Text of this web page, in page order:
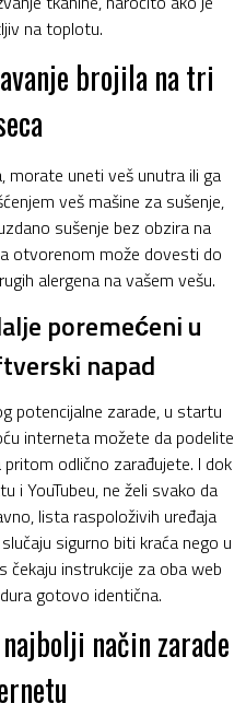
na toplotu.
brojila na tri
morate uneti veš unutra ili ga
veš mašine za sušenje,
sušenje bez obzira na
otvorenom može dovesti do
alergena na vašem vešu.
poremećeni u
napad
potencijalne zarade, u startu
interneta možete da podelite
odlično zarađujete. I dok
i YouTubeu, ne želi svako da
lista raspoloživih uređaja
sigurno biti kraća nego u
čekaju instrukcije za oba web
gotovo identična.
način zarade